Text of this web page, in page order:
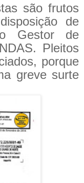
são frutos
de
Gestor de
Pleitos
porque
greve surte